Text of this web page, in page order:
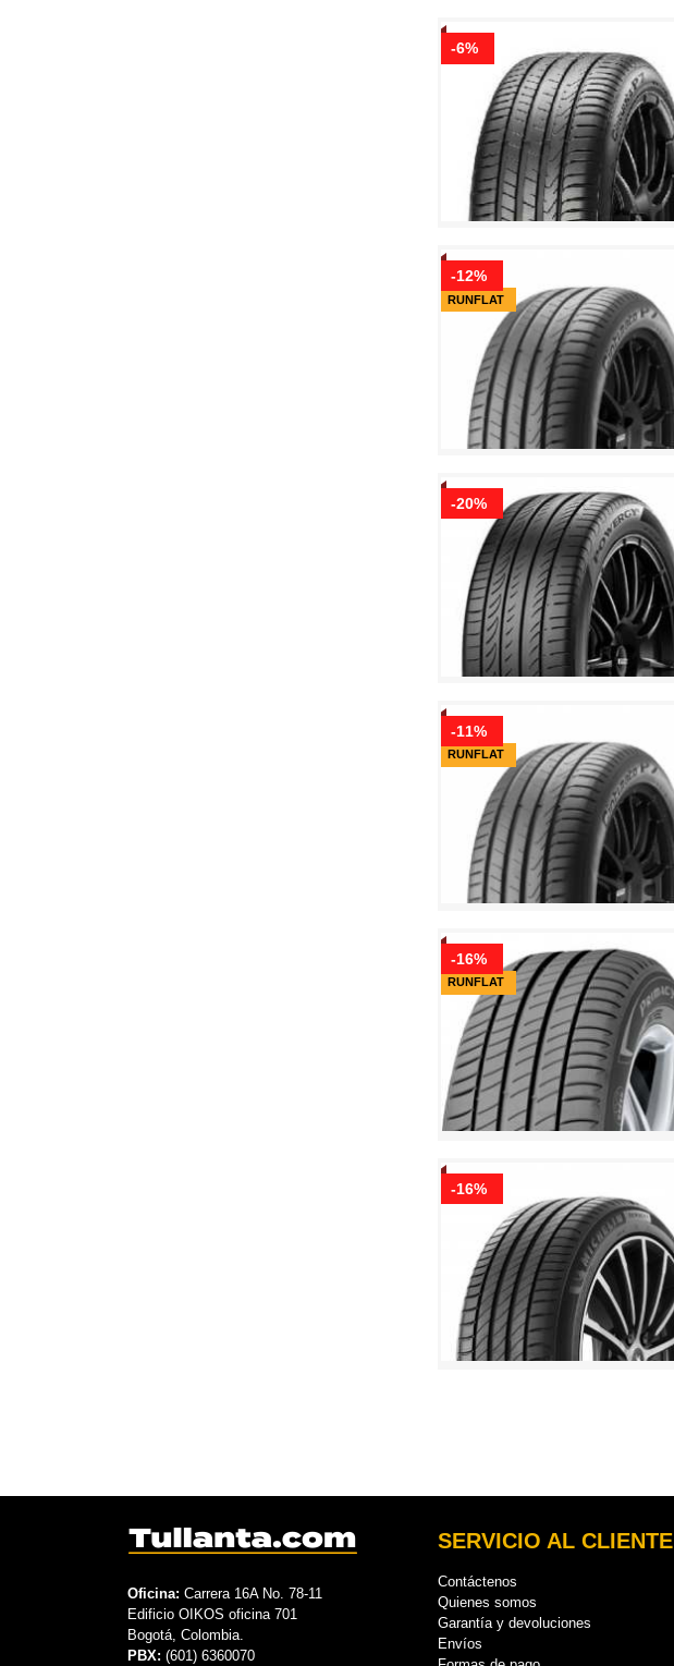
-6%
RUNFLAT
-12%
-20%
RUNFLAT
-11%
RUNFLAT
-16%
-16%
Oficina: Carrera 16A No. 78-11
Edificio OIKOS oficina 701
Bogotá, Colombia.
PBX: (601) 6360070
SERVICIO AL CLIENTE
Contáctenos
Quienes somos
Garantía y devoluciones
Envíos